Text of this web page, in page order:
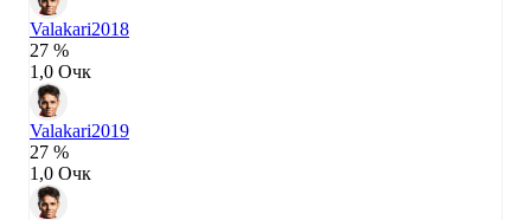
Valakari2018
27 %
1,0 Очк
Valakari2019
27 %
1,0 Очк